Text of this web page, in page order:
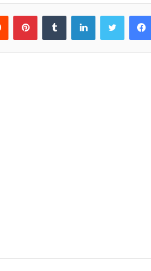
فيسبوك لينكدإن بينتيريست